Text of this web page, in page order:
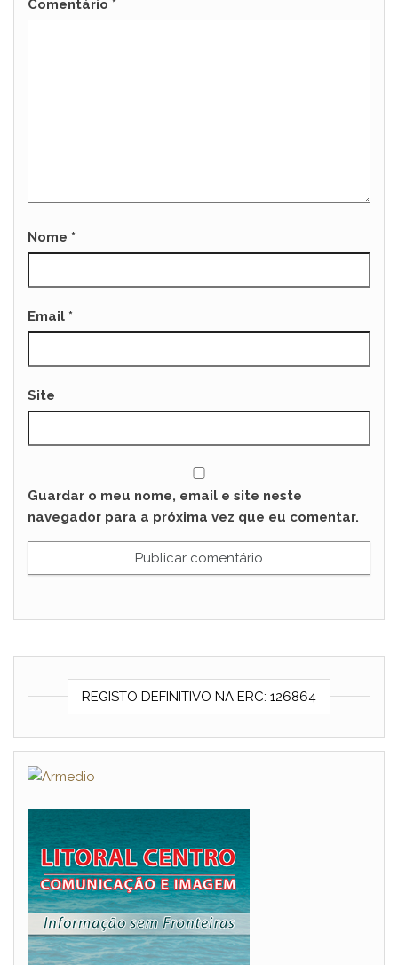
Comentário *
Nome *
Email *
Site
Guardar o meu nome, email e site neste
navegador para a próxima vez que eu comentar.
REGISTO DEFINITIVO NA ERC: 126864